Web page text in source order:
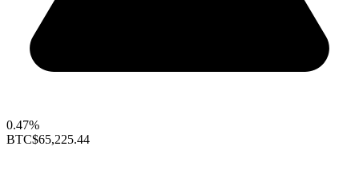
0.47%
BTC$65,225.44